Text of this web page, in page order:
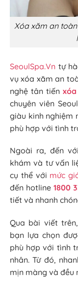
Xóa xăm an
SeoulSpa.Vn tự
vụ xóa xăm an
nghệ tân tiến
chuyên viên
giàu kinh nghiệm
phù hợp với tình
Ngoài ra, đến
khám và tư vấn
cụ thể với mức
đến hotline 1800
tiết và nhanh
Qua bài viết
bạn lựa chọn
phù hợp với tình
nhân. Từ đó,
mịn màng và đều